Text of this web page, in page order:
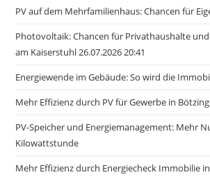
PV auf dem Mehrfamilienhaus: Chancen für
Photovoltaik: Chancen für Privathaushalte und
am Kaiserstuhl 26.07.2026 20:41
Energiewende im Gebäude: So wird die
Mehr Effizienz durch PV für Gewerbe in
PV-Speicher und Energiemanagement: Mehr
Kilowattstunde
Mehr Effizienz durch Energiecheck Immobilie